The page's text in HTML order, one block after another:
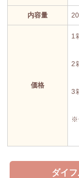
内容量
価格
1
2
3
※
ダイ